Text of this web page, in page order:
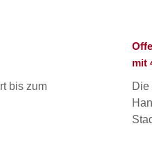
bis zum
mit
Die